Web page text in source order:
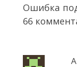
Ошибка
66